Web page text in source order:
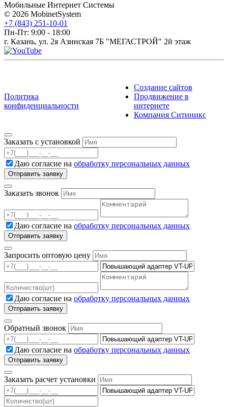
Мобильные Интернет Системы
© 2026 MobinetSystem
+7 (843) 251-10-01
Пн-Пт: 9:00 - 18:00
г. Казань, ул. 2я Азинская 7Б "МЕГАСТРОЙ" 2й этаж
Политика
конфиденциальности
Создание сайтов
Продвижение в
интернете
Компания Ситиникс
Заказать с установкой
Даю согласие на обработку персональных данных
Заказать звонок
Даю согласие на обработку персональных данных
Запросить оптовую цену
Даю согласие на обработку персональных данных
Обратный звонок
Даю согласие на обработку персональных данных
Заказать расчет установки